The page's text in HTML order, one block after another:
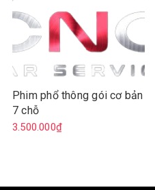
Phim phổ thông gói cơ bản
7 chỗ
3.500.000₫